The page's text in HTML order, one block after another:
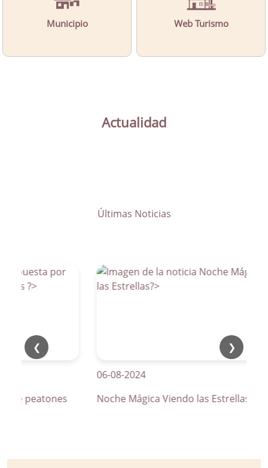
Municipio Web Turismo
Actualidad
Últimas Noticias
❮ ❯
de peatones
06-08-2024
Noche Mágica Viendo las Estrellas